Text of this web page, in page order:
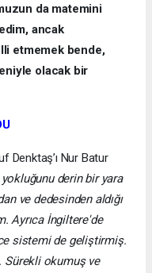
da matemini
ancak
etmemek bende,
olacak bir
Denktaş’ı Nur Batur
yokluğunu derin bir yara
ve dedesinden aldığı
Ayrıca İngiltere'de
sistemi de geliştirmiş.
Sürekli okumuş ve